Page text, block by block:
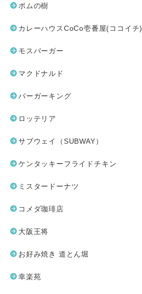
ポムの樹
カレーハウスCoCo壱番屋(ココイチ)
モスバーガー
マクドナルド
バーガーキング
ロッテリア
サブウェイ（SUBWAY）
ケンタッキーフライドチキン
ミスタードーナツ
コメダ珈琲店
大阪王将
お好み焼き 道とん堀
幸楽苑